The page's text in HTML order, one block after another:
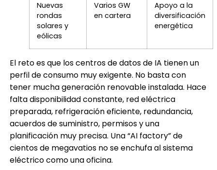
Nuevas
rondas
solares y
eólicas
Varios GW
en cartera
Apoyo a la
diversificación
energética
El reto es que los centros de datos de IA tienen un
perfil de consumo muy exigente. No basta con
tener mucha generación renovable instalada. Hace
falta disponibilidad constante, red eléctrica
preparada, refrigeración eficiente, redundancia,
acuerdos de suministro, permisos y una
planificación muy precisa. Una “AI factory” de
cientos de megavatios no se enchufa al sistema
eléctrico como una oficina.